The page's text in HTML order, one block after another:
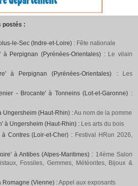
postés :
le-Sec (Indre-et-Loire) : Fête nationale
à Perpignan (Pyrénées-Orientales) : Le vilain
à Perpignan (Pyrénées-Orientales) :
Les
- Brocante' à Tonneins (Lot-et-Garonne) :
Ungersheim (Haut-Rhin) :Au nom de la pomme
à Ungersheim (Haut-Rhin) : Les arts du bois
Contres (Loir-et-Cher) : Festival HRun 2026,
à Antibes (Alpes-Maritimes) : 14ème Salon
Fossiles, Gemmes, Météorites, Bijoux &
Romagne (Vienne) :Appel aux exposants